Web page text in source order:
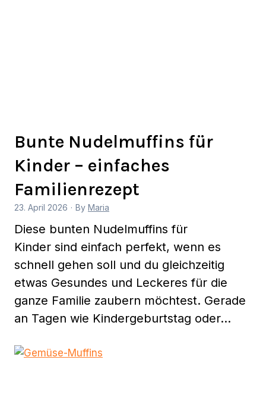
Bunte Nudelmuffins für
Kinder – einfaches
Familienrezept
23. April 2026 · By Maria
Diese bunten Nudelmuffins für
Kinder sind einfach perfekt, wenn es
schnell gehen soll und du gleichzeitig
etwas Gesundes und Leckeres für die
ganze Familie zaubern möchtest. Gerade
an Tagen wie Kindergeburtstag oder…